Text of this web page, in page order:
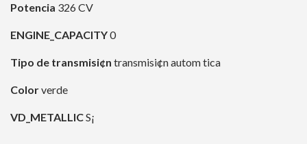
Potencia 326 CV
ENGINE_CAPACITY0
Tipo de transmisi¢n transmisi¢n autom tica
Colorverde
VD_METALLICS¡